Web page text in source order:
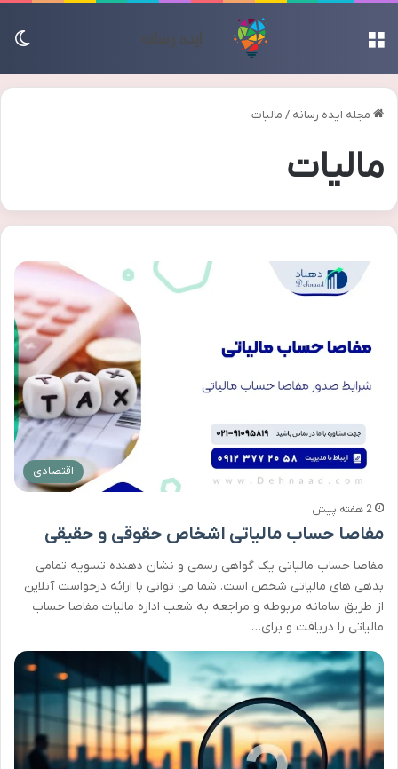
مجله ایده رسانه / مالیات
مالیات
اقتصادی
2 هفته پیش
مفاصا حساب مالیاتی اشخاص حقوقی و حقیقی
مفاصا حساب مالیاتی یک گواهی رسمی و نشان دهنده تسویه تمامی
بدهی های مالیاتی شخص است. شما می توانی با ارائه درخواست آنلاین
از طریق سامانه مربوطه و مراجعه به شعب اداره مالیات مفاصا حساب
مالیاتی را دریافت و برای…